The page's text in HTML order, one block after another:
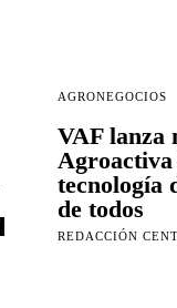
AGRONEGOCIOS
VAF lanza
Agroactiva
tecnología
de todos
REDACCIÓN